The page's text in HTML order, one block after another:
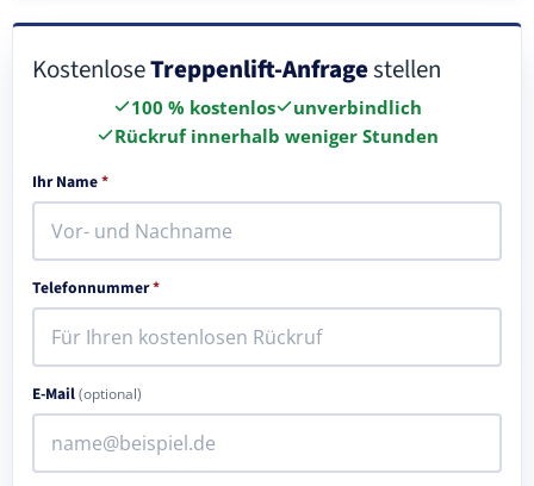
KostenloseTreppenlift-Anfragestellen
100 % kostenlos
unverbindlich
Rückruf innerhalb weniger Stunden
Ihr Name*
Telefonnummer*
E-Mail(optional)